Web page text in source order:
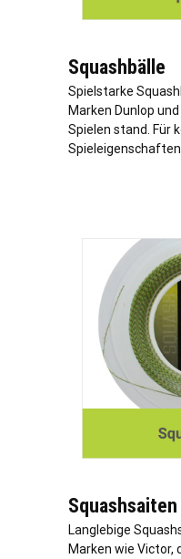
Squashbälle
Spielstarke
Marken Dunlop
Spielen stand. Für
Spieleigenschaften.
Squashsaiten
Langlebige
Marken wie Victor,